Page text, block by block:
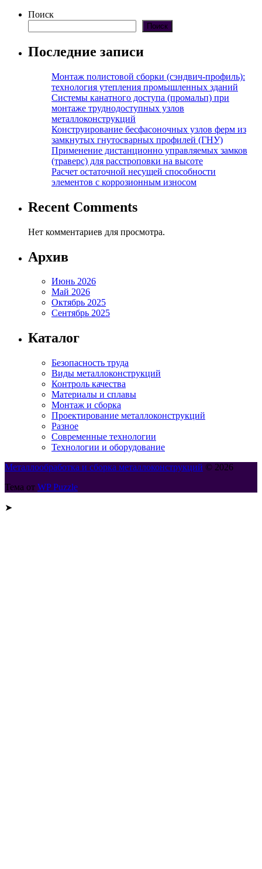
Поиск
Поиск
Последние записи
Монтаж полистовой сборки (сэндвич-профиль):
технология утепления промышленных зданий
Системы канатного доступа (промальп) при
монтаже труднодоступных узлов
металлоконструкций
Конструирование бесфасоночных узлов ферм из
замкнутых гнутосварных профилей (ГНУ)
Применение дистанционно управляемых замков
(траверс) для расстроповки на высоте
Расчет остаточной несущей способности
элементов с коррозионным износом
Recent Comments
Нет комментариев для просмотра.
Архив
Июнь 2026
Май 2026
Октябрь 2025
Сентябрь 2025
Каталог
Безопасность труда
Виды металлоконструкций
Контроль качества
Материалы и сплавы
Монтаж и сборка
Проектирование металлоконструкций
Разное
Современные технологии
Технологии и оборудование
Металлообработка и сборка металлоконструкций © 2026
Тема от WP Puzzle
➤